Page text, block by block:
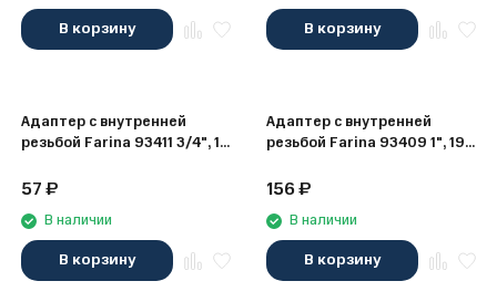
В корзину В корзину
Адаптер с внутренней
резьбой Farina 93411 3/4", 19
57₽
В наличии
В корзину
Адаптер с внутренней
резьбой Farina 93409 1", 19
156₽
В наличии
В корзину